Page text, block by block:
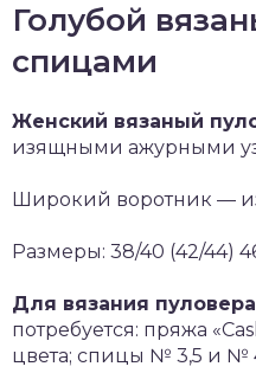
Голубой
спицами
Женский вязаный
изящными ажурными
Широкий воротник —
Размеры: 38/40 (42/44)
Для вязания
потребуется: пряжа
цвета; спицы № 3,5 и №